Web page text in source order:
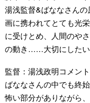
湯浅監督&ばななさん
画に携われてとても光
に受けとめ、人間のや
の動き……大切にしたい
監督：湯浅政明コメント
ばななさんの中でも終
怖い部分がありながら、